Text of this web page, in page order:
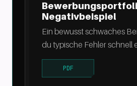
Negativbeispiel
Ein bewusst schwaches
du typische Fehler schnell
PDF